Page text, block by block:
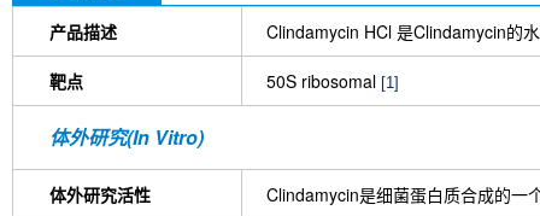
产品描述 Clindamycin HCl 是Clindamycin的
靶点 50S ribosomal [1]
体外研究(In Vitro)
体外研究活性 Clindamycin是细菌蛋白质合成的一